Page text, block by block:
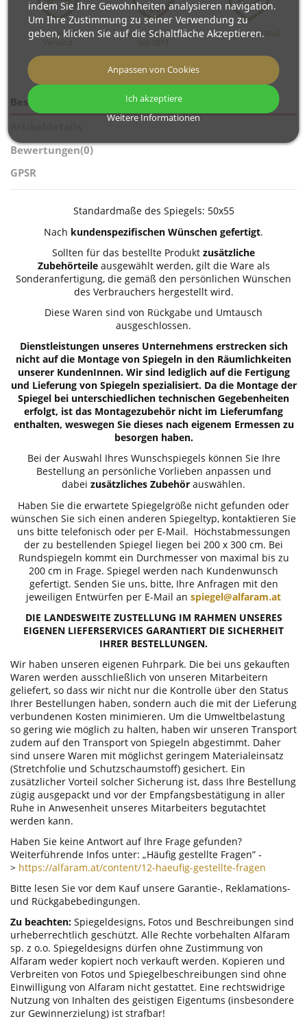
Kostenloser
Versand
Wir produzieren
Spiegel nach Maß
Beschreibung
Bewertungen(0)
GPSR
Standardmaße des Spiegels: 50x55
Nach kundenspezifischen Wünschen gefertigt.
Sollten für das bestellte Produkt zusätzliche
Zubehörteileausgewählt werden, gilt die Ware als
Sonderanfertigung, die gemäß den persönlichen Wünschen
des Verbrauchers hergestellt wird.
Diese Waren sind von Rückgabe und Umtausch
ausgeschlossen.
Dienstleistungen unseres Unternehmens erstrecken sich
nicht auf die Montage von Spiegeln in den Räumlichkeiten
unserer KundenInnen. Wir sind lediglich auf die Fertigung
und Lieferung von Spiegeln spezialisiert. Da die Montage der
Spiegel bei unterschiedlichen technischen Gegebenheiten
erfolgt, ist das Montagezubehör nicht im Lieferumfang
enthalten, weswegen Sie dieses nach eigenem Ermessen zu
besorgen haben.
Bei der Auswahl Ihres Wunschspiegels können Sie Ihre
Bestellung an persönliche Vorlieben anpassen und
dabei zusätzliches Zubehör auswählen.
Haben Sie die erwartete Spiegelgröße nicht gefunden oder
wünschen Sie sich einen anderen Spiegeltyp, kontaktieren Sie
uns bitte telefonisch oder per E-Mail. Höchstabmessungen
der zu bestellenden Spiegel liegen bei 200 x 300 cm. Bei
Rundspiegeln kommt ein Durchmesser von maximal bis zu
200 cm in Frage. Spiegel werden nach Kundenwunsch
gefertigt. Senden Sie uns, bitte, Ihre Anfragen mit den
jeweiligen Entwürfen per E-Mail an spiegel@alfaram.at
DIE LANDESWEITE ZUSTELLUNG IM RAHMEN UNSERES
EIGENEN LIEFERSERVICES GARANTIERT DIE SICHERHEIT
IHRER BESTELLUNGEN.
Wir haben unseren eigenen Fuhrpark. Die bei uns gekauften
Waren werden ausschließlich von unseren Mitarbeitern
geliefert, so dass wir nicht nur die Kontrolle über den Status
Ihrer Bestellungen haben, sondern auch die mit der Lieferung
verbundenen Kosten minimieren. Um die Umweltbelastung
so gering wie möglich zu halten, haben wir unseren Transport
zudem auf den Transport von Spiegeln abgestimmt. Daher
sind unsere Waren mit möglichst geringem Materialeinsatz
(Stretchfolie und Schutzschaumstoff) gesichert. Ein
zusätzlicher Vorteil solcher Sicherung ist, dass Ihre Bestellung
zügig ausgepackt und vor der Empfangsbestätigung in aller
Ruhe in Anwesenheit unseres Mitarbeiters begutachtet
werden kann.
Haben Sie keine Antwort auf Ihre Frage gefunden?
Weiterführende Infos unter: „Häufig gestellte Fragen” -
> https://alfaram.at/content/12-haeufig-gestellte-fragen
Bitte lesen Sie vor dem Kauf unsere Garantie-, Reklamations-
und Rückgabebedingungen.
Zu beachten: Spiegeldesigns, Fotos und Beschreibungen sind
urheberrechtlich geschützt. Alle Rechte vorbehalten Alfaram
sp. z o.o. Spiegeldesigns dürfen ohne Zustimmung von
Alfaram weder kopiert noch verkauft werden. Kopieren und
Verbreiten von Fotos und Spiegelbeschreibungen sind ohne
Einwilligung von Alfaram nicht gestattet. Eine rechtswidrige
Nutzung von Inhalten des geistigen Eigentums (insbesondere
zur Gewinnerzielung) ist strafbar!
indem Sie Ihre Gewohnheiten analysieren navigation.
Um Ihre Zustimmung zu seiner Verwendung zu
geben, klicken Sie auf die Schaltfläche Akzeptieren.
Weitere Informationen
Anpassen von Cookies
Ich akzeptiere